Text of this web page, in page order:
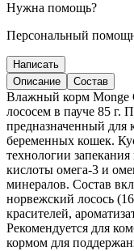
Нужна помощь?
Персональный
Написать
Описание
Состав
Влажный корм Monge
лососем в пауче 85 г.
предназначенный для
беременных кошек.
технологии
кислоты омега-3 и
минералов. Состав
норвежский лосось
красителей,
Рекомендуется для
кормом для